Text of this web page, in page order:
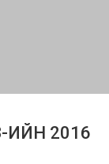
ИЙН 2016